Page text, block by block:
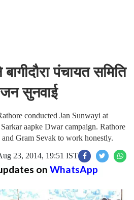
पंचायत समिति
सुनवाई
conducted Jan Sunwayi at
aapke Dwar campaign. Rathore
Gram Sevak to work honestly.
23, 2014, 19:51 IST
on WhatsApp